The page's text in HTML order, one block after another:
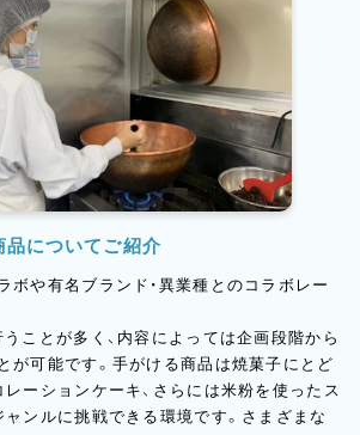
なくチャレンジ可能。実際に若手スタッフ
、一人ひとりの成長をしっかり後押しして
こで長く働きたい」と思える理由につながっ
品についてご紹介
ボや有名ブランド・異業種とのコラボレー
うことが多く、内容によっては企画段階から
が可能です。手がける商品は焼菓子にとど
レーションケーキ、さらには米粉を使ったス
ャンルに挑戦できる環境です。さまざまな